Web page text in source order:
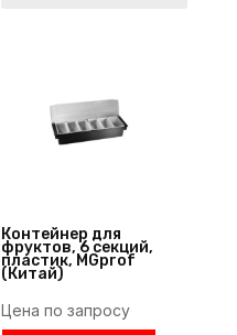
Контейнер для
фруктов, 6 секций,
пластик, MGprof
(Китай)
Цена по запросу